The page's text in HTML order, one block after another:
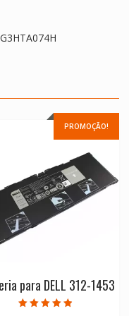
PROMOÇÃO!
para DELL 312-1453